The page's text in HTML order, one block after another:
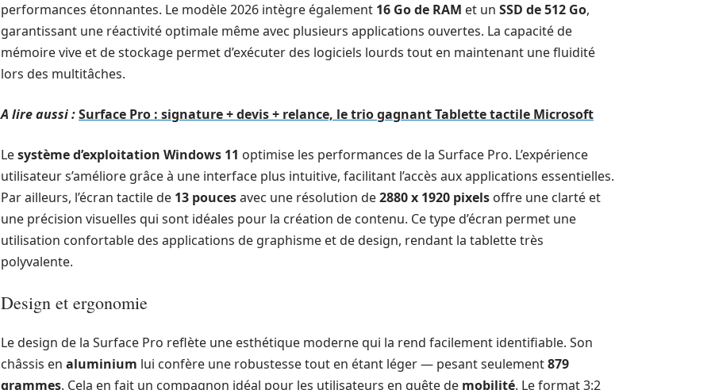
performances étonnantes. Le modèle 2026 intègre également 16 Go de RAM et un SSD de 512 Go,
garantissant une réactivité optimale même avec plusieurs applications ouvertes. La capacité de
mémoire vive et de stockage permet d’exécuter des logiciels lourds tout en maintenant une fluidité
lors des multitâches.
A lire aussi :Surface Pro : signature + devis + relance, le trio gagnant Tablette tactile Microsoft
Lesystème d’exploitation Windows 11 optimise les performances de la Surface Pro. L’expérience
utilisateur s’améliore grâce à une interface plus intuitive, facilitant l’accès aux applications essentielles.
Par ailleurs, l’écran tactile de 13 poucesavec une résolution de2880 x 1920 pixels offre une clarté et
une précision visuelles qui sont idéales pour la création de contenu. Ce type d’écran permet une
utilisation confortable des applications de graphisme et de design, rendant la tablette très
polyvalente.
Design et ergonomie
Le design de la Surface Pro reflète une esthétique moderne qui la rend facilement identifiable. Son
châssis en aluminium lui confère une robustesse tout en étant léger — pesant seulement879
grammes. Cela en fait un compagnon idéal pour les utilisateurs en quête de mobilité. Le format 3:2